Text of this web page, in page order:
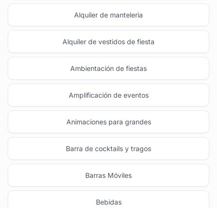
Alquiler de manteleria
Alquiler de vestidos de fiesta
Ambientación de fiestas
Amplificación de eventos
Animaciones para grandes
Barra de cocktails y tragos
Barras Móviles
Bebidas